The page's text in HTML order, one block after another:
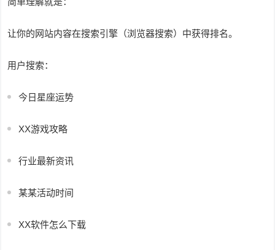
让你的网站内容在搜索引擎（浏览器搜索）中获得排名。
用户搜索：
今日星座运势
XX游戏攻略
行业最新资讯
某某活动时间
XX软件怎么下载